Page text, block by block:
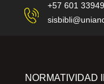
+57 601
NORMATIVIDAD